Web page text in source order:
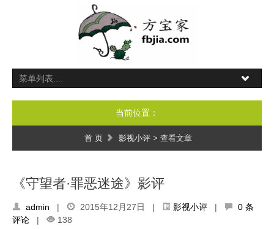
当前位置：
首 页 影视小评> 查看文章
《守望者·罪恶迷途》影评
admin | 2015年12月27日 | 影视小评 |
0 条
评论 |
138